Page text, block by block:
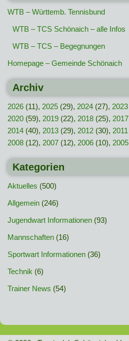
WTB – Württemb. Tennisbund
WTB – TCS Schönaich – alle Infos
WTB – TCS – Begegnungen
Homepage – Gemeinde Schönaich
Archiv
2026 (11), 2025 (29), 2024 (27), 2023
2020 (59), 2019 (22), 2018 (25), 2017
2014 (40), 2013 (29), 2012 (30), 2011
2008 (12), 2007 (12), 2006 (10), 2005
Kategorien
Aktuelles (500)
Allgemein (246)
Jugendwart Informationen (93)
Mannschaften (16)
Sportwart Informationen (36)
Technik (6)
Trainer News (54)